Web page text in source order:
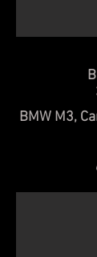
BMW M3,